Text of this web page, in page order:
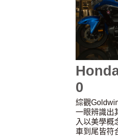
0
綜觀
一眼辨識出
入以美學概
車到尾皆符